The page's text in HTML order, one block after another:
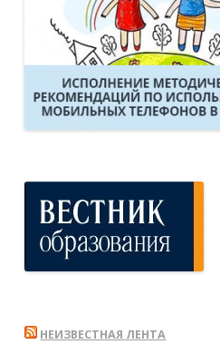
НЕИЗВЕСТНАЯ ЛЕНТА